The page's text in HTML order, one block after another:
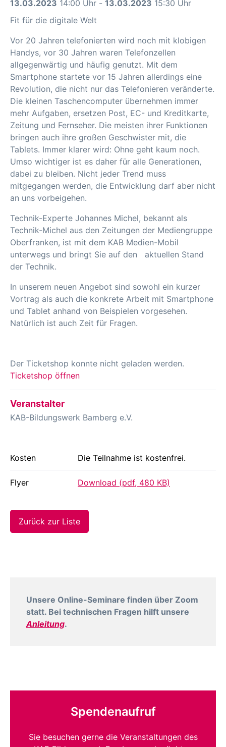
13.03.2023 14:00 Uhr - 13.03.2023 15:30 Uhr
Fit für die digitale Welt
Vor 20 Jahren telefonierten wird noch mit klobigen
Handys, vor 30 Jahren waren Telefonzellen
allgegenwärtig und häufig genutzt. Mit dem
Smartphone startete vor 15 Jahren allerdings eine
Revolution, die nicht nur das Telefonieren veränderte.
Die kleinen Taschencomputer übernehmen immer
mehr Aufgaben, ersetzen Post, EC- und Kreditkarte,
Zeitung und Fernseher. Die meisten ihrer Funktionen
bringen auch ihre großen Geschwister mit, die
Tablets. Immer klarer wird: Ohne geht kaum noch.
Umso wichtiger ist es daher für alle Generationen,
dabei zu bleiben. Nicht jeder Trend muss
mitgegangen werden, die Entwicklung darf aber nicht
an uns vorbeigehen.
Technik-Experte Johannes Michel, bekannt als
Technik-Michel aus den Zeitungen der Mediengruppe
Oberfranken, ist mit dem KAB Medien-Mobil
unterwegs und bringt Sie auf den aktuellen Stand
der Technik.
In unserem neuen Angebot sind sowohl ein kurzer
Vortrag als auch die konkrete Arbeit mit Smartphone
und Tablet anhand von Beispielen vorgesehen.
Natürlich ist auch Zeit für Fragen.
Der Ticketshop konnte nicht geladen werden.
Ticketshop öffnen
Veranstalter
KAB-Bildungswerk Bamberg e.V.
Kosten Die Teilnahme ist kostenfrei.
Flyer Download (pdf, 480 KB)
Zurück zur Liste
Unsere Online-Seminare finden über Zoom
statt. Bei technischen Fragen hilft unsere
Anleitung.
Spendenaufruf
Sie besuchen gerne die Veranstaltungen des